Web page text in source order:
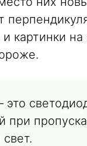
картинки
это
при